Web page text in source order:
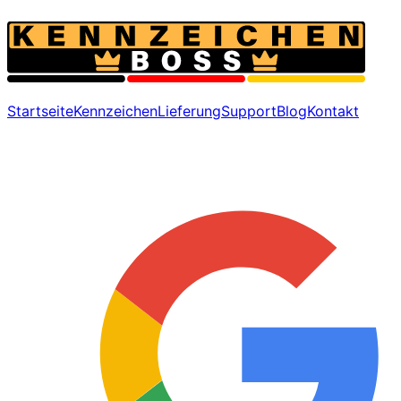
StartseiteKennzeichenLieferungSupportBlogKontakt